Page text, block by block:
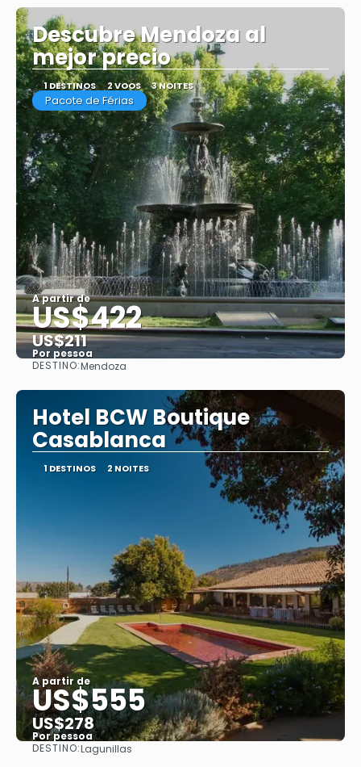
Descubre Mendoza al
mejor precio
1 DESTINOS 2 VOOS 3 NOITES
Pacote de Férias
A partir de
US$422
US$211
Por pessoa
DESTINO:Mendoza
Hotel BCW Boutique
Casablanca
1 DESTINOS 2 NOITES
A partir de
US$555
US$278
Por pessoa
DESTINO:Lagunillas